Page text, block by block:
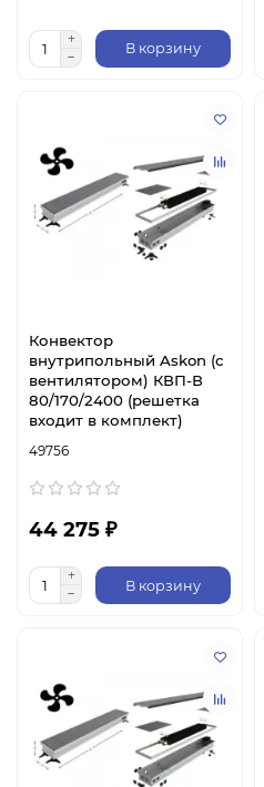
В корзину
Конвектор
внутрипольный Askon (с
вентилятором) КВП-В
80/170/2400 (решетка
входит в комплект)
49756
44 275 ₽
В корзину